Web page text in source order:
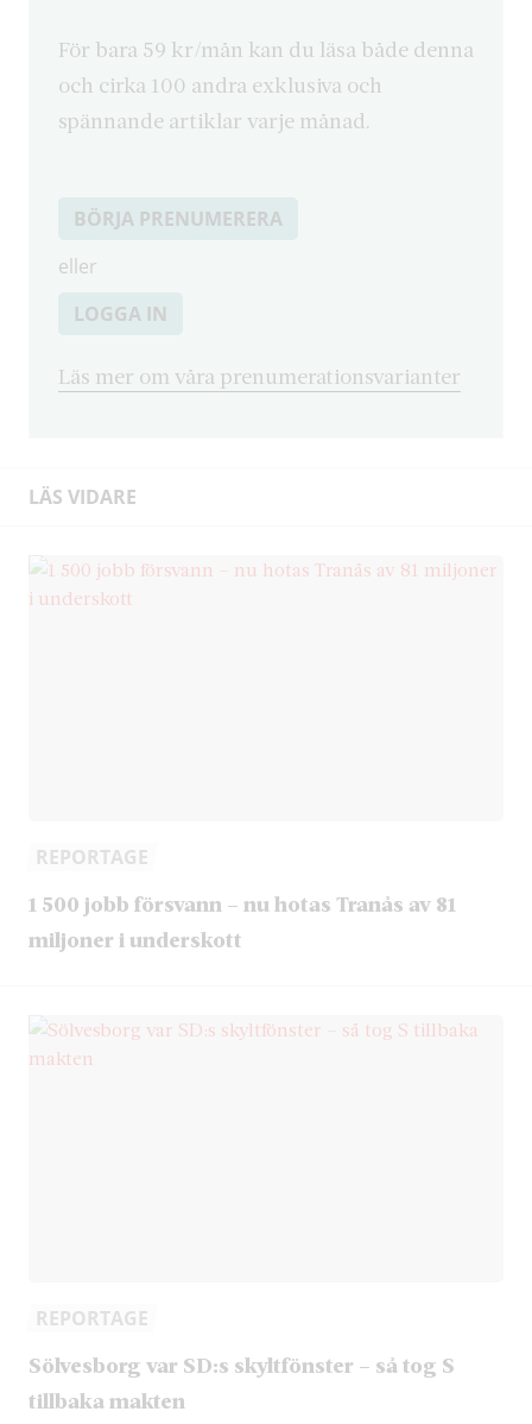
För bara 59 kr/mån kan du läsa både denna
och cirka 100 andra exklusiva och
spännande artiklar varje månad.
BÖRJA PRENUMERERA
eller
LOGGA IN
Läs mer om våra prenumerationsvarianter
LÄS VIDARE
REPORTAGE
1 500 jobb försvann – nu hotas Tranås av 81
miljoner i underskott
REPORTAGE
Sölvesborg var SD:s skyltfönster – så tog S
tillbaka makten